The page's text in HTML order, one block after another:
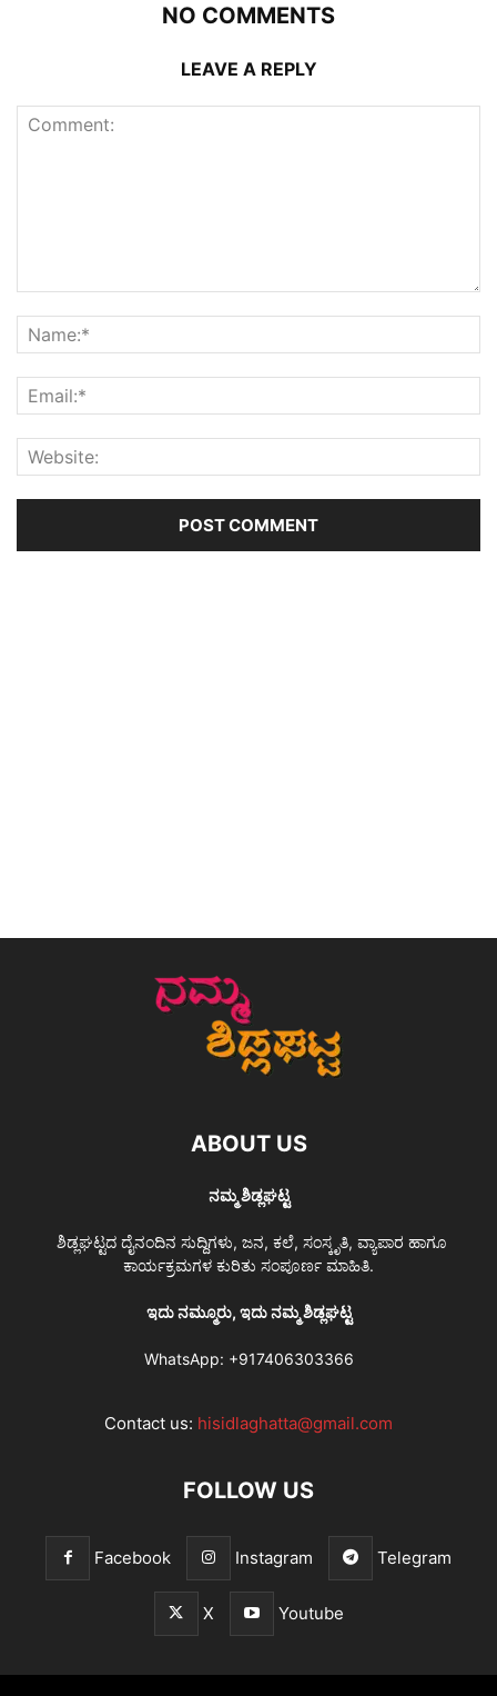
NO COMMENTS
LEAVE A REPLY
ABOUT US
ನಮ್ಮ ಶಿಡ್ಲಘಟ್ಟ
ಶಿಡ್ಲಘಟ್ಟದ ದೈನಂದಿನ ಸುದ್ದಿಗಳು, ಜನ, ಕಲೆ, ಸಂಸ್ಕೃತಿ, ವ್ಯಾಪಾರ ಹಾಗೂ
ಕಾರ್ಯಕ್ರಮಗಳ ಕುರಿತು ಸಂಪೂರ್ಣ ಮಾಹಿತಿ.
ಇದು ನಮ್ಮೂರು, ಇದು ನಮ್ಮ ಶಿಡ್ಲಘಟ್ಟ
WhatsApp: +917406303366
Contact us: hisidlaghatta@gmail.com
FOLLOW US
Facebook Instagram Telegram
X Youtube